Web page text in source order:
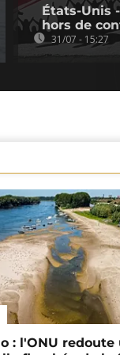
États-Unis
hors de
31/07 - 15:27
: l'ONU redoute